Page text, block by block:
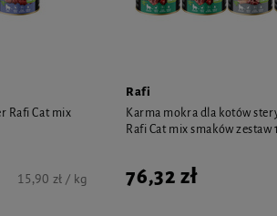
Rafi Cat mix
15,90 zł / kg
Rafi
Karma mokra dla kotów
Rafi Cat mix smaków zestaw
76,32 zł